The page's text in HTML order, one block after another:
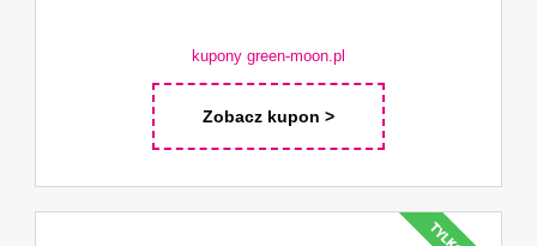
kupony green-moon.pl
Zobacz kupon >